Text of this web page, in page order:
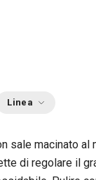
Linea
sale macinato
di regolare il